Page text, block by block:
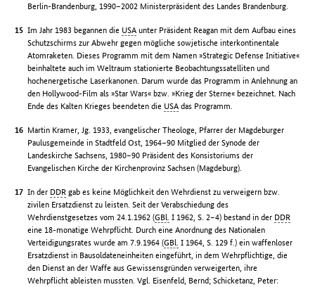
Berlin-Brandenburg, 1990–2002 Ministerpräsident des Landes Brandenburg.
Im Jahr 1983 begannen die USA unter Präsident Reagan mit dem Aufbau eines
Schutzschirms zur Abwehr gegen mögliche sowjetische interkontinentale
Atomraketen. Dieses Programm mit dem Namen »Strategic Defense Initiative«
beinhaltete auch im Weltraum stationierte Beobachtungssatelliten und
hochenergetische Laserkanonen. Darum wurde das Programm in Anlehnung an
den Hollywood-Film als »Star Wars« bzw. »Krieg der Sterne« bezeichnet. Nach
Ende des Kalten Krieges beendeten die USA das Programm.
Martin Kramer, Jg. 1933, evangelischer Theologe, Pfarrer der Magdeburger
Paulusgemeinde in Stadtfeld Ost, 1964–90 Mitglied der Synode der
Landeskirche Sachsens, 1980–90 Präsident des Konsistoriums der
Evangelischen Kirche der Kirchenprovinz Sachsen (Magdeburg).
In der DDR gab es keine Möglichkeit den Wehrdienst zu verweigern bzw.
zivilen Ersatzdienst zu leisten. Seit der Verabschiedung des
Wehrdienstgesetzes vom 24.1.1962 (GBl. I 1962, S. 2–4) bestand in der DDR
eine 18-monatige Wehrpflicht. Durch eine Anordnung des Nationalen
Verteidigungsrates wurde am 7.9.1964 (GBl. I 1964, S. 129 f.) ein waffenloser
Ersatzdienst in Bausoldateneinheiten eingeführt, in dem Wehrpflichtige, die
den Dienst an der Waffe aus Gewissensgründen verweigerten, ihre
Wehrpflicht ableisten mussten. Vgl. Eisenfeld, Bernd; Schicketanz, Peter: